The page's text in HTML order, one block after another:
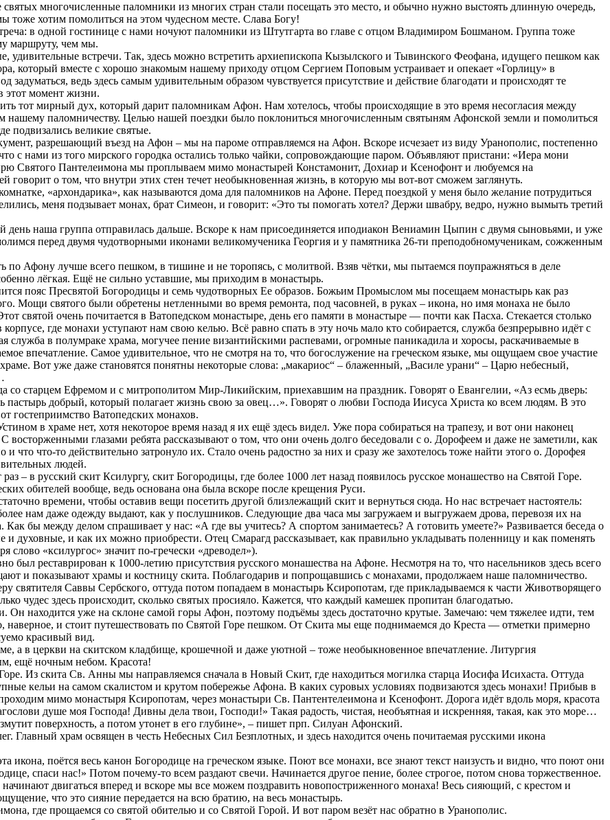
святых многочисленные паломники из многих стран стали посещать это место, и обычно нужно выстоять длинную очередь,
хотим помолиться на этом чудесном месте. Слава Богу!
в одной гостинице с нами ночуют паломники из Штутгарта во главе с отцом Владимиром Бошманом. Группа тоже
маршруту, чем мы.
удивительные встречи. Так, здесь можно встретить архиепископа Кызылского и Тывинского Феофана, идущего пешком как
который вместе с хорошо знакомым нашему приходу отцом Сергием Поповым устраивает и опекает «Горлицу» в
ведь здесь самым удивительным образом чувствуется присутствие и действие благодати и происходят те
этот момент жизни.
тот мирный дух, который дарит паломникам Афон. Нам хотелось, чтобы происходящие в это время несогласия между
нашему паломничеству. Целью нашей поездки было поклониться многочисленным святыням Афонской земли и помолиться
подвизались великие святые.
разрешающий въезд на Афон – мы на пароме отправляемся на Афон. Вскоре исчезает из виду Уранополис, постепенно
с нами из того мирского городка остались только чайки, сопровождающие паром. Объявляют пристани: «Иера мони
Святого Пантелеимона мы проплываем мимо монастырей Констамонит, Дохиар и Ксенофонт и любуемся на
о том, что внутри этих стен течет необыкновенная жизнь, в которую мы вот-вот сможем заглянуть.
«архондарика», как называются дома для паломников на Афоне. Перед поездкой у меня было желание потрудиться
меня подзывает монах, брат Симеон, и говорит: «Это ты помогать хотел? Держи швабру, ведро, нужно вымыть третий
наша группа отправилась дальше. Вскоре к нам присоединяется иподиакон Вениамин Цыпин с двумя сыновьями, и уже
перед двумя чудотворными иконами великомученика Георгия и у памятника 26-ти преподобномученикам, сожженным
по Афону лучше всего пешком, в тишине и не торопясь, с молитвой. Взяв чётки, мы пытаемся поупражняться в деле
лёгкая. Ещё не сильно уставшие, мы приходим в монастырь.
пояс Пресвятой Богородицы и семь чудотворных Ее образов. Божьим Промыслом мы посещаем монастырь как раз
Мощи святого были обретены нетленными во время ремонта, под часовней, в руках – икона, но имя монаха не было
святой очень почитается в Ватопедском монастыре, день его памяти в монастыре — почти как Пасха. Стекается столько
где монахи уступают нам свою келью. Всё равно спать в эту ночь мало кто собирается, служба безпрерывно идёт с
служба в полумраке храма, могучее пение византийскими распевами, огромные паникадила и хоросы, раскачиваемые в
впечатление. Самое удивительное, что не смотря на то, что богослужение на греческом языке, мы ощущаем свое участие
Вот уже даже становятся понятны некоторые слова: „макариос“ – блаженный, „Василе урани“ – Царю небесный,
со старцем Ефремом и с митрополитом Мир-Ликийским, приехавшим на праздник. Говорят о Евангелии, «Аз есмь дверь:
пастырь добрый, который полагает жизнь свою за овец…». Говорят о любви Господа Иисуса Христа ко всем людям. В это
гостеприимство Ватопедских монахов.
в храме нет, хотя некоторое время назад я их ещё здесь видел. Уже пора собираться на трапезу, и вот они наконец
восторженными глазами ребята рассказывают о том, что они очень долго беседовали с о. Дорофеем и даже не заметили, как
что что-то действительно затронуло их. Стало очень радостно за них и сразу же захотелось тоже найти этого о. Дорофея
людей.
– в русский скит Ксилургу, скит Богородицы, где более 1000 лет назад появилось русское монашество на Святой Горе.
обителей вообще, ведь основана она была вскоре после крещения Руси.
времени, чтобы оставив вещи посетить другой близлежащий скит и вернуться сюда. Но нас встречает настоятель:
нам даже одежду выдают, как у послушников. Следующие два часа мы загружаем и выгружаем дрова, перевозя их на
бы между делом спрашивает у нас: «А где вы учитесь? А спортом занимаетесь? А готовить умеете?» Развивается беседа о
духовные, и как их можно приобрести. Отец Смарагд рассказывает, как правильно укладывать поленницу и как поменять
слово «ксилургос» значит по-гречески «древодел»).
был реставрирован к 1000-летию присутствия русского монашества на Афоне. Несмотря на то, что насельников здесь всего
и показывают храмы и костницу скита. Поблагодарив и попрощавшись с монахами, продолжаем наше паломничество.
Саввы Сербского, оттуда потом попадаем в монастырь Ксиропотам, где прикладываемся к части Животворящего
чудес здесь происходит, сколько святых просияло. Кажется, что каждый камешек пропитан благодатью.
находится уже на склоне самой горы Афон, поэтому подъёмы здесь достаточно крутые. Замечаю: чем тяжелее идти, тем
наверное, и стоит путешествовать по Святой Горе пешком. От Скита мы еще поднимаемся до Креста — отметки примерно
красивый вид.
а в церкви на скитском кладбище, крошечной и даже уютной – тоже необыкновенное впечатление. Литургия
ещё ночным небом. Красота!
Из скита Св. Анны мы направляемся сначала в Новый Скит, где находиться могилка старца Иосифа Исихаста. Оттуда
кельи на самом скалистом и крутом побережье Афона. В каких суровых условиях подвизаются здесь монахи! Прибыв в
мимо монастыря Ксиропотам, через монастыри Св. Пантентелеимона и Ксенофонт. Дорога идёт вдоль моря, красота
душе моя Господа! Дивны дела твои, Господи!» Такая радость, чистая, необъятная и искренняя, такая, как это море…
поверхность, а потом утонет в его глубине», – пишет прп. Силуан Афонский.
Главный храм освящен в честь Небесных Сил Безплотных, и здесь находится очень почитаемая русскими икона
икона, поётся весь канон Богородице на греческом языке. Поют все монахи, все знают текст наизусть и видно, что поют они
спаси нас!» Потом почему-то всем раздают свечи. Начинается другое пение, более строгое, потом снова торжественное.
двигаться вперед и вскоре мы все можем поздравить новопостриженного монаха! Весь сияющий, с крестом и
что это сияние передается на всю братию, на весь монастырь.
где прощаемся со святой обителью и со Святой Горой. И вот паром везёт нас обратно в Уранополис.